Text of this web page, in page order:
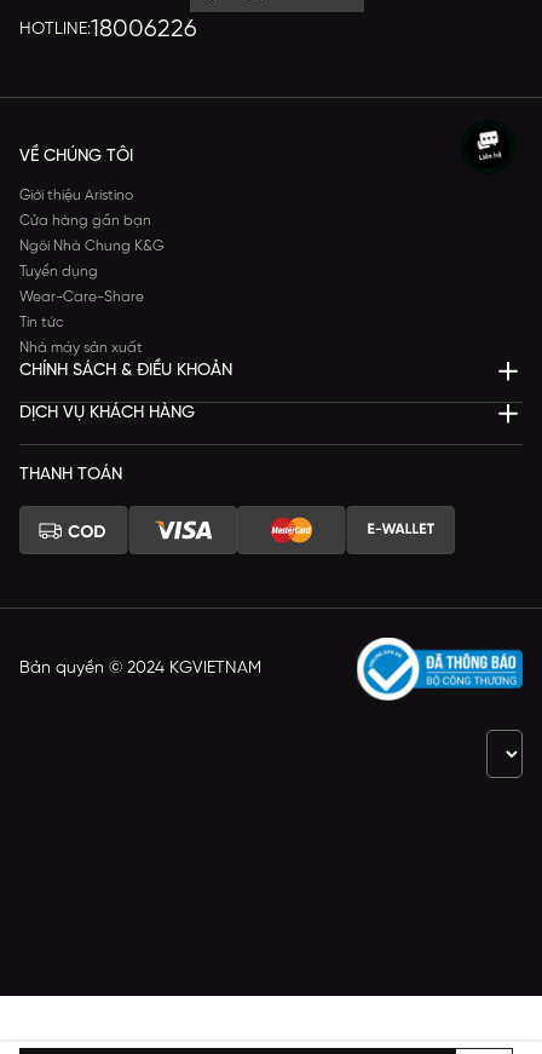
HOTLINE:18006226
VỀ CHÚNG TÔI
Giới thiệu Aristino
Cửa hàng gần bạn
Ngôi Nhà Chung K&G
Tuyển dụng
Wear-Care-Share
Tin tức
Nhà máy sản xuất
CHÍNH SÁCH & ĐIỀU KHOẢN
DỊCH VỤ KHÁCH HÀNG
THANH TOÁN
Bản quyền © 2024 KGVIETNAM